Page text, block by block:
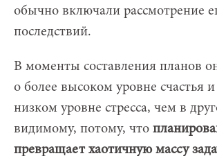
обычно включали рассмотрение
последствий.
В моменты составления планов
о более высоком уровне счастья и
низком уровне стресса, чем в
видимому, потому, что
превращает хаотичную массу